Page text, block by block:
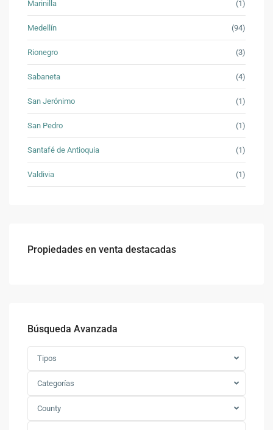
Marinilla (1)
Medellín (94)
Rionegro (3)
Sabaneta (4)
San Jerónimo (1)
San Pedro (1)
Santafé de Antioquia (1)
Valdivia (1)
Propiedades en venta destacadas
Búsqueda Avanzada
Tipos
Categorías
County